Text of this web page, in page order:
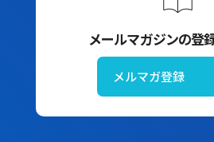
メールマガジンの登
メルマガ登録